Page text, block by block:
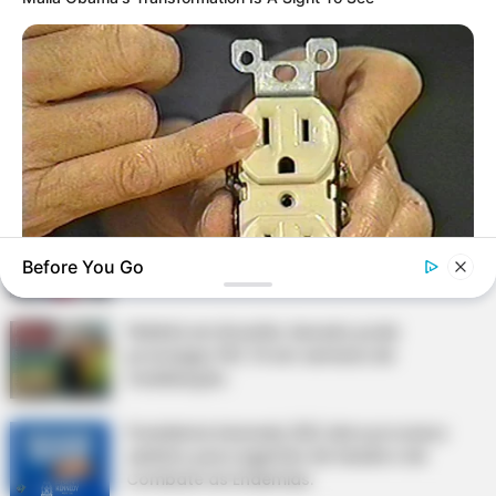
Agente de Saúde é indiciada por falsificar
visitas que nunca aconteceram.
Câmara dos Deputados: anuênios, triênios,
quinquênios, sexta-parte e licenças-prêmio
entram no debate.
Motos e bicicletas para ACS e ACE: veja o
passo a passo para conseguir o benefício.
1 Simple Hack To Save On Your Electric Bill (Try Tonight)
Before You Go